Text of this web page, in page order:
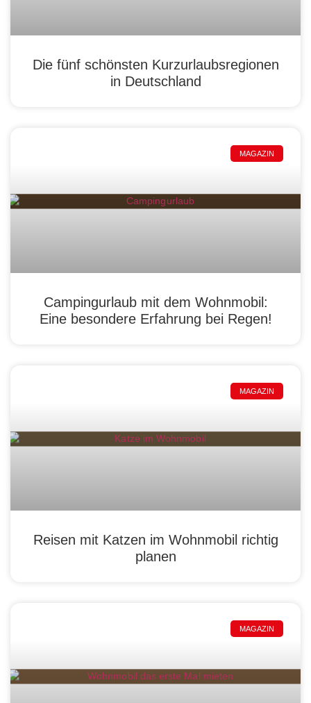
Die fünf schönsten Kurzurlaubsregionen
in Deutschland
MAGAZIN
Campingurlaub mit dem Wohnmobil:
Eine besondere Erfahrung bei Regen!
MAGAZIN
Reisen mit Katzen im Wohnmobil richtig
planen
MAGAZIN